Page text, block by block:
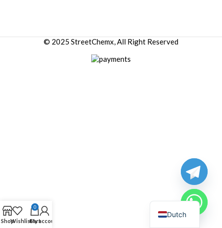
© 2025 StreetChemx, All Right Reserved
ShopWishlist
0
Cart
My account
Dutch